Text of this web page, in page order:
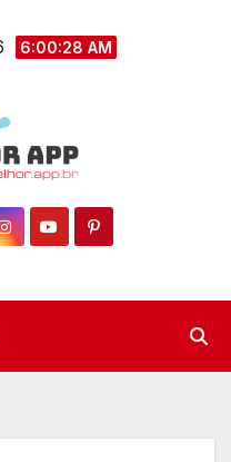
6:00:29 AM